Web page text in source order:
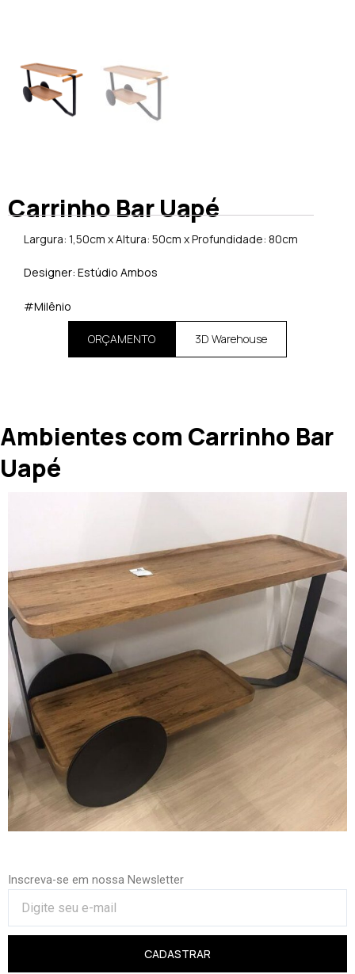
Carrinho Bar Uapé
Largura: 1,50cm x Altura: 50cm x Profundidade: 80cm
Designer: Estúdio Ambos
#Milênio
ORÇAMENTO 3D Warehouse
Ambientes com Carrinho Bar
Uapé
Inscreva-se em nossa Newsletter
CADASTRAR